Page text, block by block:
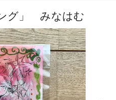
グ」 みなはむ